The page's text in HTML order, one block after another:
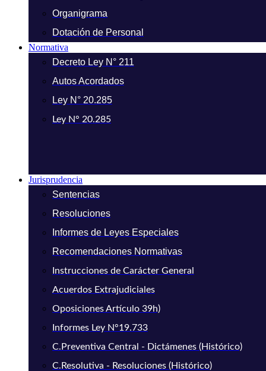
Organigrama
Dotación de Personal
Normativa
Decreto Ley N° 211
Autos Acordados
Ley N° 20.285
Ley N° 20.285
Jurisprudencia
Sentencias
Resoluciones
Informes de Leyes Especiales
Recomendaciones Normativas
Instrucciones de Carácter General
Acuerdos Extrajudiciales
Oposiciones Artículo 39h)
Informes Ley N°19.733
C.Preventiva Central - Dictámenes (Histórico)
C.Resolutiva - Resoluciones (Histórico)